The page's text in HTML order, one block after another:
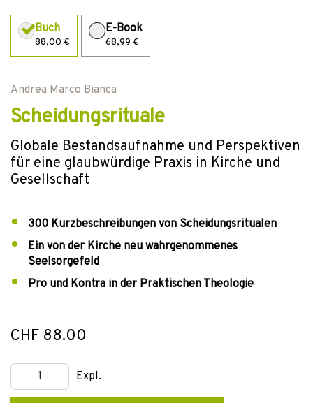
Buch
88,00 €
E-Book
68,99 €
Andrea Marco Bianca
Scheidungsrituale
Globale Bestandsaufnahme und Perspektiven
für eine glaubwürdige Praxis in Kirche und
Gesellschaft
300 Kurzbeschreibungen von Scheidungsritualen
Ein von der Kirche neu wahrgenommenes
Seelsorgefeld
Pro und Kontra in der Praktischen Theologie
CHF 88.00
Expl.